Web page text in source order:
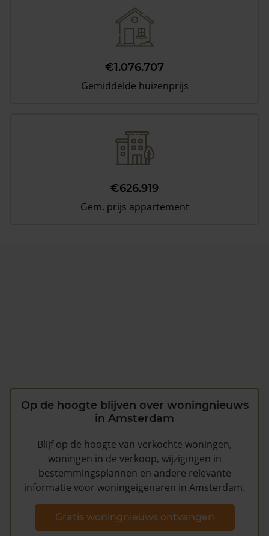
€1.076.707
Gemiddelde huizenprijs
€626.919
Gem. prijs appartement
Op de hoogte blijven over woningnieuws
in Amsterdam
Blijf op de hoogte van verkochte woningen,
woningen in de verkoop, wijzigingen in
bestemmingsplannen en andere relevante
informatie voor woningeigenaren in Amsterdam.
Gratis woningnieuws ontvangen